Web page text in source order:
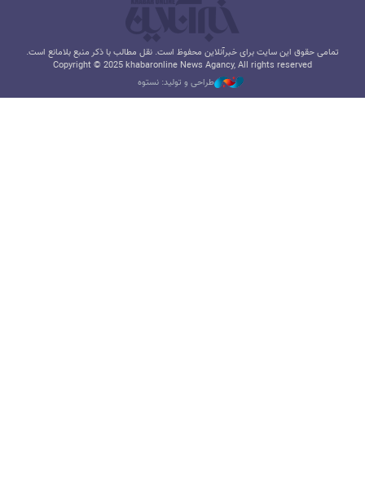
تمامی حقوق این سایت برای خبرآنلاین محفوظ است. نقل مطالب با ذکر منبع بلامانع است.
Copyright © 2025 khabaronline News Agancy, All rights reserved
طراحی و تولید: نستوه